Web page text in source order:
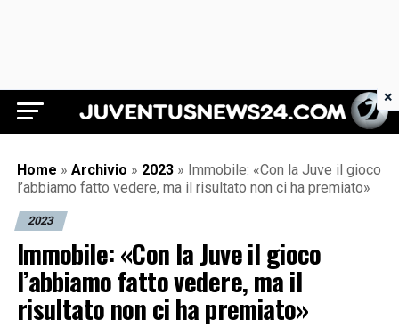
Juventus News 24
Home » Archivio » 2023 » Immobile: «Con la Juve il gioco
l’abbiamo fatto vedere, ma il risultato non ci ha premiato»
2023
Immobile: «Con la Juve il gioco
l’abbiamo fatto vedere, ma il
risultato non ci ha premiato»
×